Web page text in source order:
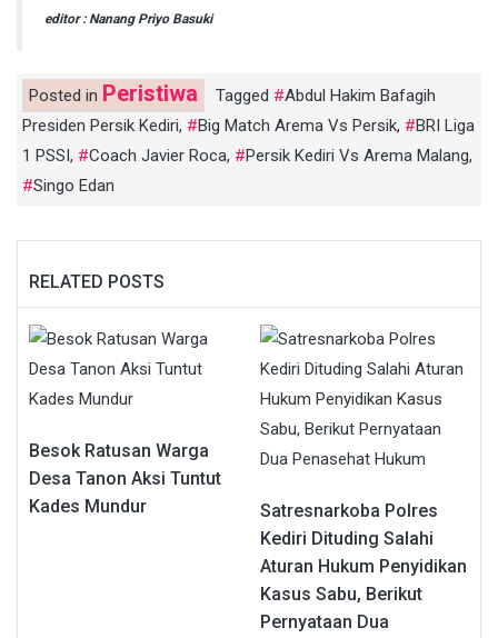
editor : Nanang Priyo Basuki
Posted in Peristiwa Tagged
Abdul Hakim Bafagih
Presiden Persik Kediri, Big Match Arema Vs Persik,
BRI Liga
1 PSSI, Coach Javier Roca, Persik Kediri Vs Arema Malang,
Singo Edan
RELATED POSTS
Besok Ratusan Warga
Desa Tanon Aksi Tuntut
Kades Mundur
Satresnarkoba Polres
Kediri Dituding Salahi
Aturan Hukum Penyidikan
Kasus Sabu, Berikut
Pernyataan Dua